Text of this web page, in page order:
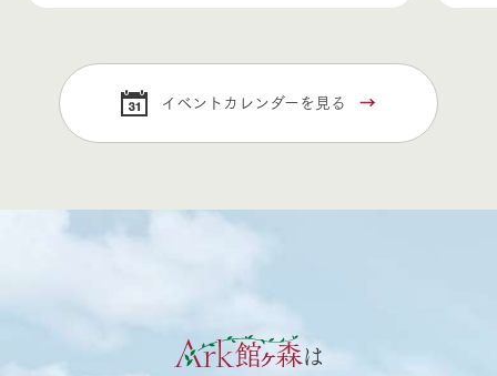
イベントカレンダーを見る
は